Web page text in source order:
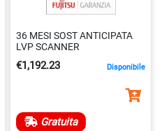
36 MESI SOST ANTICIPATA
LVP SCANNER
€1,192.23 Disponibile
Gratuita